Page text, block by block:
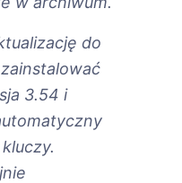
do
3.54 i